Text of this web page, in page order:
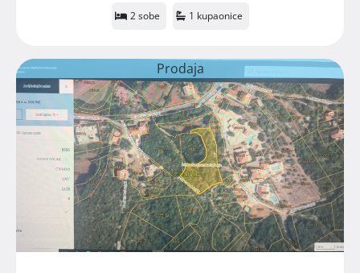
2 sobe 1 kupaonice
Prodaja